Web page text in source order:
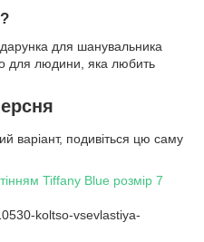
для шанувальника
для людини, яка любить
варіант, подивіться цю саму
Tiffany Blue розмір 7
koltso-vsevlastiya-